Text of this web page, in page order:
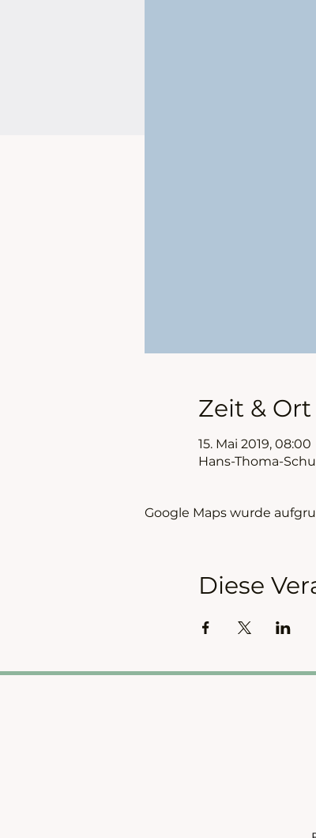
Zeit & Ort
15. Mai 2019, 08:00
Hans-Thoma-
Google Maps wurde
Diese